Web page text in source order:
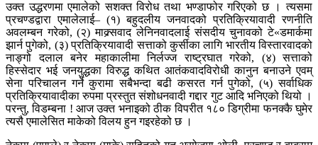
उक्त उद्धरणमा एमालेको सशक्त विरोध तथा भण्डाफोर गरिएको छ । त्यसमा
प्रचण्डद्वारा एमालेलाई– (१) बहुदलीय जनवादको प्रतिक्रियावादी रणनीति
अवलम्बन गरेको, (२) माक्र्सवाद लेनिनवादलाई संसदीय चुनावको टे«डमार्कमा
झार्न पुगेको, (३) प्रतिक्रियावादी सत्ताको कुर्सीका लागि भारतीय विस्तारवादको
नाङ्गो दलाल बनेर महाकालीमा निर्लज्ज राष्ट्रघात गरेको, (४) सत्ताको
हिस्सेदार भई जनयुद्धका विरुद्ध कथित आतंकवादविरोधी कानुन बनाउने एवम्
सेना परिचालन गर्ने कुरामा सबैभन्दा बढी कसरत गर्न पुगेको, (५) सर्वाधिक
प्रतिक्रियावादीका रुपमा प्रस्तुत संशोधनवादी गद्दार गुट आदि भनिएको थियो ।
परन्तु, विडम्बना ! आज उक्त भनाइको ठीक विपरीत १८० डिग्रीमा फनक्कै घुमेर
त्यसै एमालेसित माकेको विलय हुन गइरहेको छ ।